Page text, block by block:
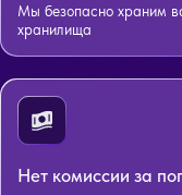
Мы безопасно храним
хранилища
Нет комиссии за